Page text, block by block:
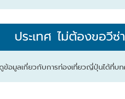
ประเทศ ไม่ต้องขอวี
มูลเกี่ยวกับการท่องเที่ยวญี่ปุ่นได้ที่บท